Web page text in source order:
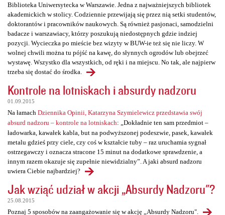
Biblioteka Uniwersytecka w Warszawie. Jedna z najważniejszych bibliotek
akademickich w stolicy. Codziennie przewijają się przez nią setki studentów,
doktorantów i pracowników naukowych. Są również pasjonaci, samodzielni
badacze i warszawiacy, którzy poszukują niedostępnych gdzie indziej
pozycji. Wycieczka po mieście bez wizyty w BUW-ie też się nie liczy. W
wolnej chwili można tu pójść na kawę, do słynnych ogrodów lub obejrzeć
wystawę. Wszystko dla wszystkich, od ręki i na miejscu. No tak, ale najpierw
trzeba się dostać do środka.
Kontrole na lotniskach i absurdy nadzoru
01.09.2015
Na łamach Dziennika Opinii, Katarzyna Szymielewicz przedstawia swój
absurd nadzoru – kontrole na lotniskach: „Dokładnie ten sam przedmiot –
ładowarka, kawałek kabla, but na podwyższonej podeszwie, pasek, kawałek
metalu gdzieś przy ciele, czy coś w kształcie tuby – raz uruchamia sygnał
ostrzegawczy i oznacza stracone 15 minut na dodatkowe sprawdzenie, a
innym razem okazuje się zupełnie niewidzialny”. A jaki absurd nadzoru
uwiera Ciebie najbardziej?
Jak wziąć udział w akcji „Absurdy Nadzoru"?
25.08.2015
Poznaj 5 sposobów na zaangażowanie się w akcję „Absurdy Nadzoru".